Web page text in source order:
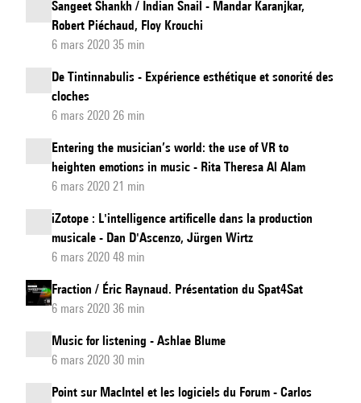
Sangeet Shankh / Indian Snail - Mandar Karanjkar,
Robert Piéchaud, Floy Krouchi
6 mars 2020 35 min
De Tintinnabulis - Expérience esthétique et sonorité des
cloches
6 mars 2020 26 min
Entering the musician’s world: the use of VR to
heighten emotions in music - Rita Theresa Al Alam
6 mars 2020 21 min
iZotope : L'intelligence artificelle dans la production
musicale - Dan D'Ascenzo, Jürgen Wirtz
6 mars 2020 48 min
Fraction / Éric Raynaud. Présentation du Spat4Sat
6 mars 2020 36 min
Music for listening - Ashlae Blume
6 mars 2020 30 min
Point sur MacIntel et les logiciels du Forum - Carlos